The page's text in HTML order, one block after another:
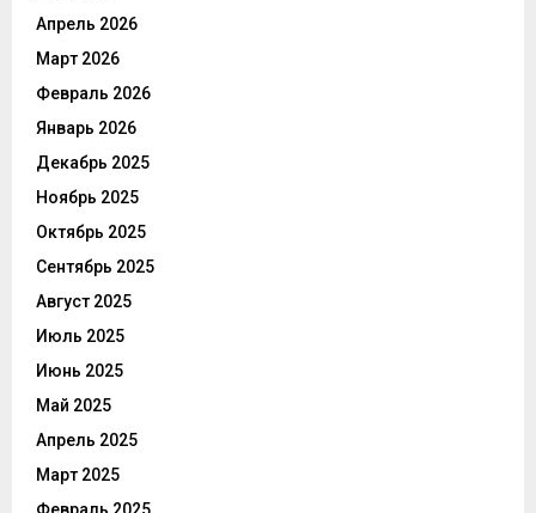
Апрель 2026
Март 2026
Февраль 2026
Январь 2026
Декабрь 2025
Ноябрь 2025
Октябрь 2025
Сентябрь 2025
Август 2025
Июль 2025
Июнь 2025
Май 2025
Апрель 2025
Март 2025